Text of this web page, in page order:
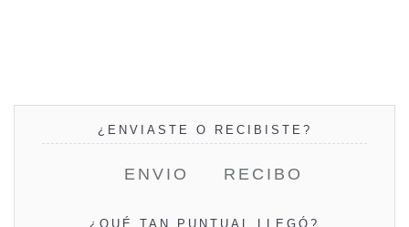
¿ENVIASTE O RECIBISTE?
ENVIO RECIBO
¿QUÉ TAN PUNTUAL LLEGÓ?